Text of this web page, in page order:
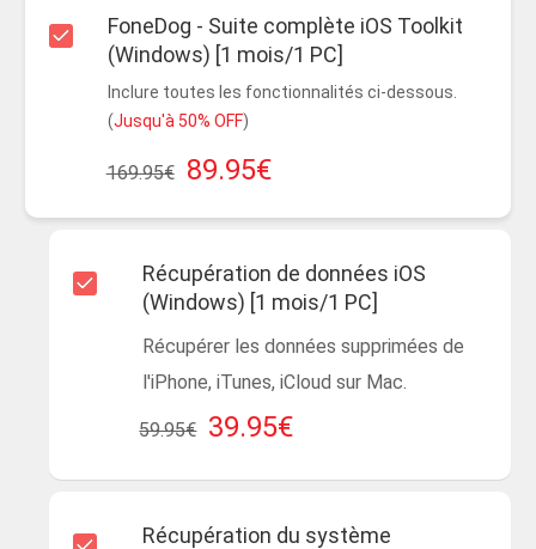
FoneDog - Suite complète iOS Toolkit
(Windows) [1 mois/1 PC]
Inclure toutes les fonctionnalités ci-dessous.
(Jusqu'à 50% OFF)
89.95€
169.95€
Récupération de données iOS
(Windows) [1 mois/1 PC]
Récupérer les données supprimées de
l'iPhone, iTunes, iCloud sur Mac.
39.95€
59.95€
Récupération du système